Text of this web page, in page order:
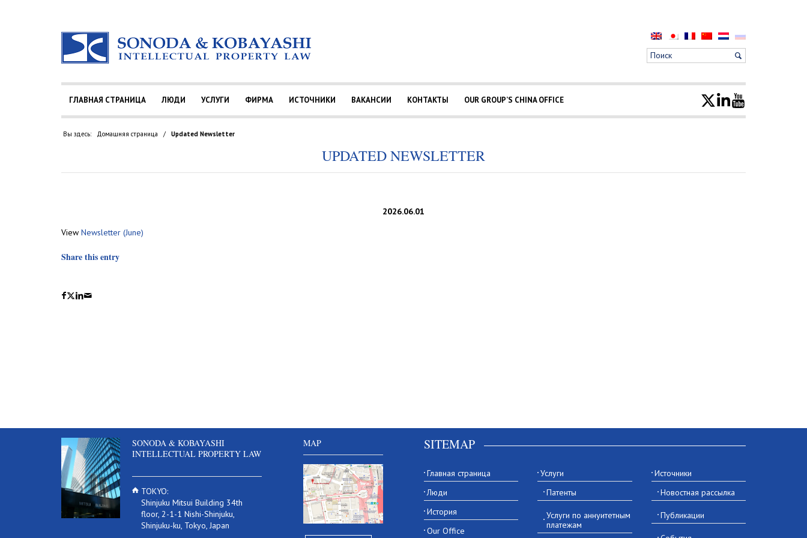
ГЛАВНАЯ СТРАНИЦА ЛЮДИ УСЛУГИ ФИРМА ИСТОЧНИКИ ВАКАНСИИ КОНТАКТЫ OUR GROUP’S CHINA OFFICE
Вы здесь: Домашняя страница / Updated Newsletter
UPDATED NEWSLETTER
2026.06.01
View Newsletter (June)
Share this entry
SONODA & KOBAYASHI
INTELLECTUAL PROPERTY LAW
TOKYO:
Shinjuku Mitsui Building 34th
floor, 2-1-1 Nishi-Shinjuku,
Shinjuku-ku, Tokyo, Japan
MAP SITEMAP
Главная страница
Люди
История
Our Office
Услуги
Патенты
Услуги по аннуитетным
платежам
Источники
Новостная рассылка
Публикации